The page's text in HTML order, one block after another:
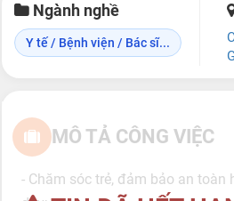
Ngành nghề
Y tế / Bệnh viện / Bác sĩ...
MÔ TẢ CÔNG VIỆC
- Chăm sóc trẻ, đảm bảo an toàn